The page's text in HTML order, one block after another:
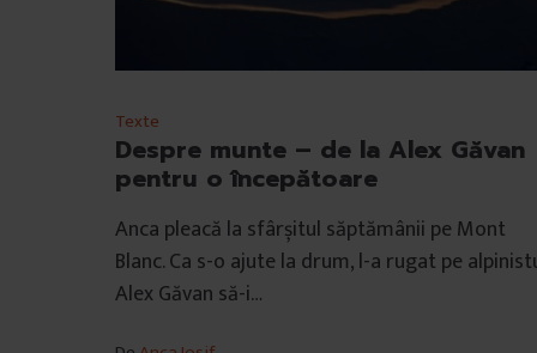
Texte
Despre munte – de la Alex Găvan
pentru o începătoare
Anca pleacă la sfârșitul săptămânii pe Mont
Blanc. Ca s-o ajute la drum, l-a rugat pe
Alex Găvan să-i…